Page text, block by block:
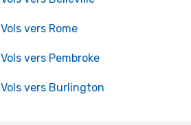
Vols vers Rome
Vols vers Pembroke
Vols vers Burlington